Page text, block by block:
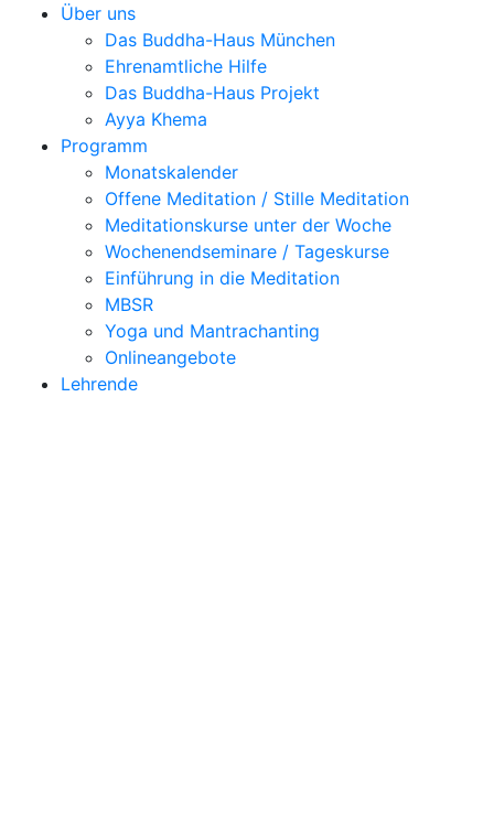
Über uns
Das Buddha-Haus München
Ehrenamtliche Hilfe
Das Buddha-Haus Projekt
Ayya Khema
Programm
Monatskalender
Offene Meditation / Stille Meditation
Meditationskurse unter der Woche
Wochenendseminare / Tageskurse
Einführung in die Meditation
MBSR
Yoga und Mantrachanting
Onlineangebote
Lehrende